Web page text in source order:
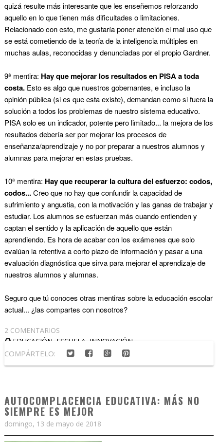
quizá resulte más interesante que les enseñemos reforzando
aquello en lo que tienen más dificultades o limitaciones.
Relacionado con esto, me gustaría poner atención el mal uso que
se está cometiendo de la teoría de la inteligencia múltiples en
muchas aulas, reconocidas y denunciadas por el propio Gardner.
9ª mentira: Hay que mejorar los resultados en PISA a toda
costa.Esto es algo que nuestros gobernantes, e incluso la
opinión pública (si es que esta existe), demandan como si fuera la
solución a todos los problemas de nuestro sistema educativo.
PISA solo es un indicador, potente pero limitado... la mejora de los
resultados debería ser por mejorar los procesos de
enseñanza/aprendizaje y no por preparar a nuestros alumnos y
alumnas para mejorar en estas pruebas.
10ª mentira: Hay que recuperar la cultura del esfuerzo: codos,
codos...Creo que no hay que confundir la capacidad de
sufrimiento y angustia, con la motivación y las ganas de trabajar y
estudiar. Los alumnos se esfuerzan más cuando entienden y
captan el sentido y la aplicación de aquello que están
aprendiendo. Es hora de acabar con los exámenes que solo
evalúan la retentiva a corto plazo de información y pasar a una
evaluación diagnóstica que sirva para mejorar el aprendizaje de
nuestros alumnos y alumnas.
Seguro que tú conoces otras mentiras sobre la educación escolar
actual... ¿las compartes con nosotros?
2 COMENTARIOS
EDUCACIÓN ESCUELA INNOVACIÓN.
COMPÁRTELO:
AUTOCOMPLACENCIA EDUCATIVA: MÁS NO
SIEMPRE ES MEJOR
domingo, 13 de mayo de 2018